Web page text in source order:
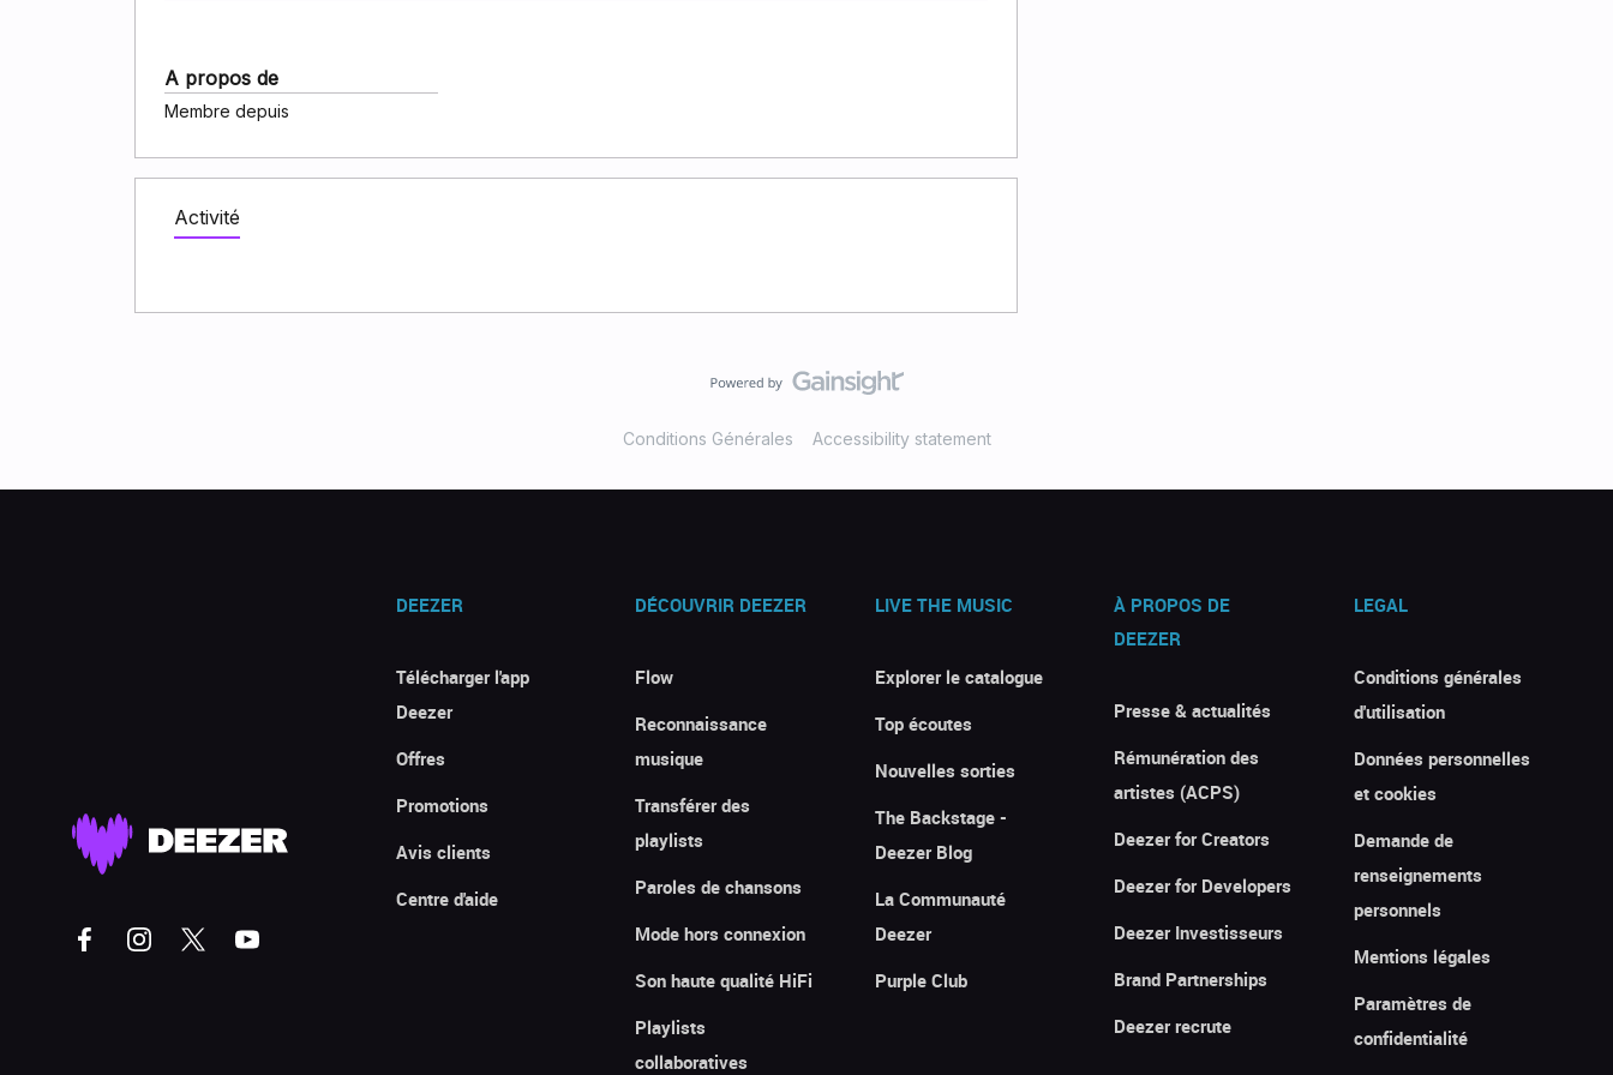
A propos de
Membre depuis
Activité
Conditions Générales Accessibility statement
DEEZER
Télécharger l'app
Deezer
Offres
Promotions
Avis clients
Centre d'aide
DÉCOUVRIR DEEZER
Flow
Reconnaissance
musique
Transférer des
playlists
Paroles de chansons
Mode hors connexion
Son haute qualité HiFi
Playlists
collaboratives
LIVE THE MUSIC
Explorer le catalogue
Top écoutes
Nouvelles sorties
The Backstage -
Deezer Blog
La Communauté
Deezer
Purple Club
À PROPOS DE
DEEZER
Presse & actualités
Rémunération des
artistes (ACPS)
Deezer for Creators
Deezer for Developers
Deezer Investisseurs
Brand Partnerships
Deezer recrute
LEGAL
Conditions générales
d'utilisation
Données personnelles
et cookies
Demande de
renseignements
personnels
Mentions légales
Paramètres de
confidentialité